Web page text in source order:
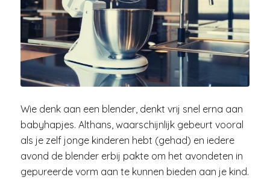
Wie denk aan een blender, denkt vrij snel erna aan
babyhapjes. Althans, waarschijnlijk gebeurt vooral
als je zelf jonge kinderen hebt (gehad) en iedere
avond de blender erbij pakte om het avondeten in
gepureerde vorm aan te kunnen bieden aan je kind.